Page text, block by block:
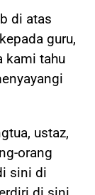
di atas
guru,
kami tahu
ustaz,
orang
sini di